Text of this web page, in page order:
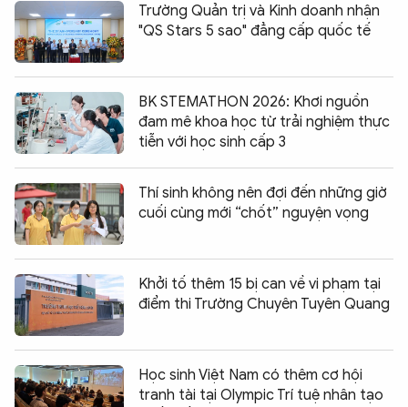
Trường Quản trị và Kinh doanh nhận
"QS Stars 5 sao" đẳng cấp quốc tế
BK STEMATHON 2026: Khơi nguồn
đam mê khoa học từ trải nghiệm thực
tiễn với học sinh cấp 3
Thí sinh không nên đợi đến những giờ
cuối cùng mới “chốt” nguyện vọng
Khởi tố thêm 15 bị can về vi phạm tại
điểm thi Trường Chuyên Tuyên Quang
Học sinh Việt Nam có thêm cơ hội
tranh tài tại Olympic Trí tuệ nhân tạo